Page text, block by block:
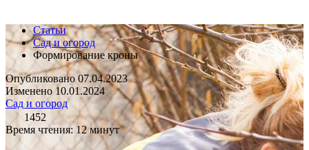
Статьи
Сад и огород
Формирование кроны
Опубликовано 07.04.2023
Изменено 10.01.2024
Сад и огород
1452
Время чтения: 12 минут